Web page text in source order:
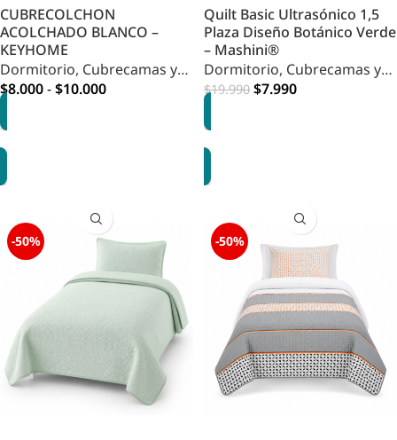
CUBRECOLCHON
ACOLCHADO BLANCO –
KEYHOME
Dormitorio, Cubrecamas y
Quilts
$8.000-$10.000
Quilt Basic Ultrasónico 1,5
Plaza Diseño Botánico Verde
– Mashini®
Dormitorio, Cubrecamas y
Quilts,HOME DORMITORIO
$19.990 $7.990
-50% -50%